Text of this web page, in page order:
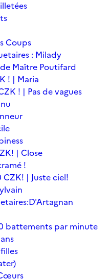
Coups
: Milady
Maître Poutifard
! | Maria
! | Pas de vagues
| Close
!
CZK! | Juste ciel!
battements par minute